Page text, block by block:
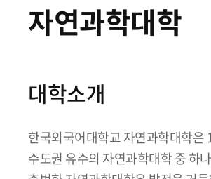
자연과학대학
대학소개
한국외국어대학교 자연과학대학은
수도권 유수의 자연과학대학 중 하